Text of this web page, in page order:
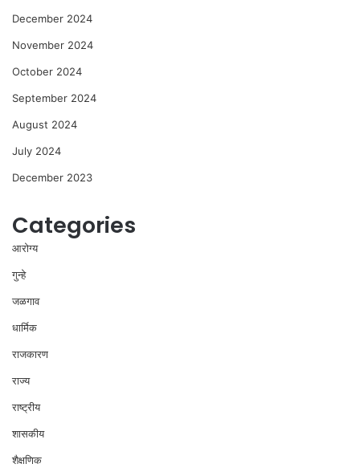
December 2024
November 2024
October 2024
September 2024
August 2024
July 2024
December 2023
Categories
आरोग्य
गुन्हे
जळगाव
धार्मिक
राजकारण
राज्य
राष्ट्रीय
शासकीय
शैक्षणिक